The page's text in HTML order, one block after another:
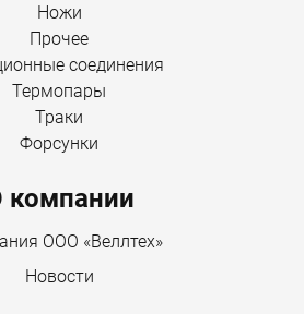
Ножи
Прочее
соединения
Термопары
Траки
Форсунки
компании
ООО «Веллтех»
Новости